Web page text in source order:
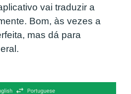
vai traduzir a
Bom, às vezes a
mas dá para